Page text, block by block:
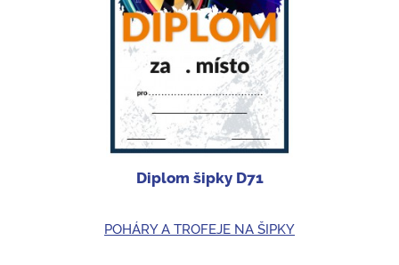
Diplom šipky D71
POHÁRY A TROFEJE NA ŠIPKY